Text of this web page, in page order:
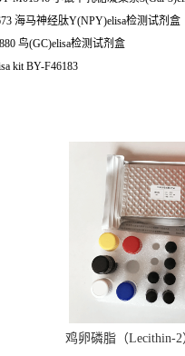
海马神经肽Y(NPY)elisa检测试剂盒
鸟(GC)elisa检测试剂盒
kit BY-F46183
鸡卵磷脂（Lecithin-2